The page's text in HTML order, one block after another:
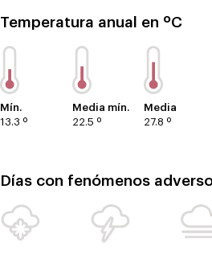
Temperatura anual en ºC
Mín.
13.3 º
Media mín.
22.5 º
Media
27.8 º
Días con fenómenos